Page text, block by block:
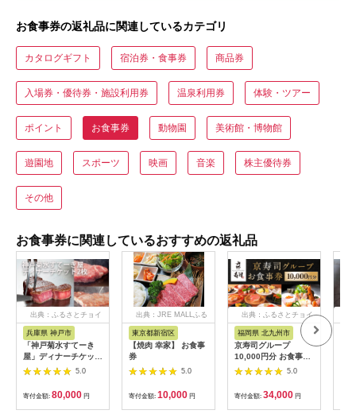
お食事券の返礼品に関連しているカテゴリ
カタログギフト 宿泊券・食事券 商品券
入場券・優待券・施設利用券 温泉利用券 体験・ツアー
ポイント お食事券 動物園 美術館・博物館
遊園地 スポーツ 映画 音楽 株主優待券
その他
お食事券に関連しているおすすめの返礼品
出典：ふるさとチョイ
兵庫県 神戸市
「神戸菊水すてーき
屋」ディナーチケット
（2枚）
5.0
寄付金額: 80,000 円
出典：JRE MALLふる
東京都新宿区
【焼肉 幸家】 お食事
券
5.0
寄付金額: 10,000 円
出典：ふるさとチョイ
福岡県 北九州市
京寿司グループ
10,000円分 お食事券
1000円×10枚 食事チ
ケット チケット 寿司
福岡県 北九州市
5.0
寄付金額: 34,000 円